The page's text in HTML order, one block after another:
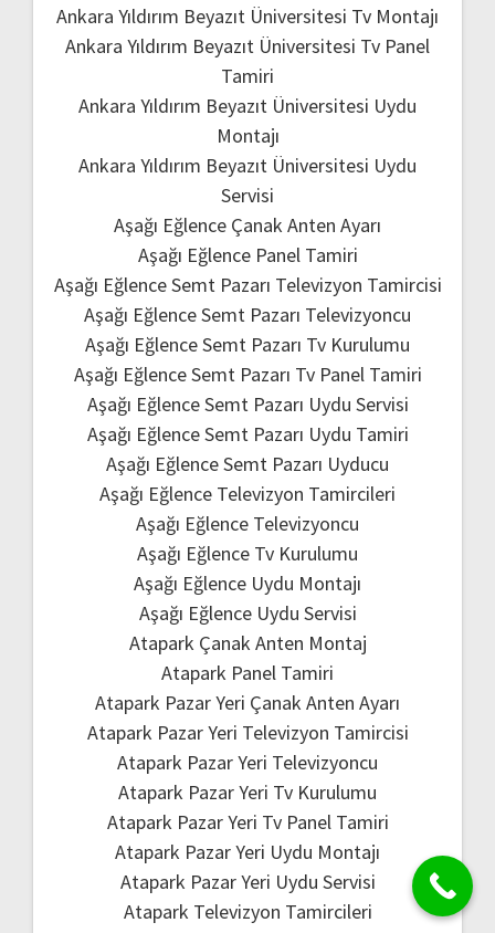
Ankara Yıldırım Beyazıt Üniversitesi Tv Montajı
Ankara Yıldırım Beyazıt Üniversitesi Tv Panel
Tamiri
Ankara Yıldırım Beyazıt Üniversitesi Uydu
Montajı
Ankara Yıldırım Beyazıt Üniversitesi Uydu
Servisi
Aşağı Eğlence Çanak Anten Ayarı
Aşağı Eğlence Panel Tamiri
Aşağı Eğlence Semt Pazarı Televizyon Tamircisi
Aşağı Eğlence Semt Pazarı Televizyoncu
Aşağı Eğlence Semt Pazarı Tv Kurulumu
Aşağı Eğlence Semt Pazarı Tv Panel Tamiri
Aşağı Eğlence Semt Pazarı Uydu Servisi
Aşağı Eğlence Semt Pazarı Uydu Tamiri
Aşağı Eğlence Semt Pazarı Uyducu
Aşağı Eğlence Televizyon Tamircileri
Aşağı Eğlence Televizyoncu
Aşağı Eğlence Tv Kurulumu
Aşağı Eğlence Uydu Montajı
Aşağı Eğlence Uydu Servisi
Atapark Çanak Anten Montaj
Atapark Panel Tamiri
Atapark Pazar Yeri Çanak Anten Ayarı
Atapark Pazar Yeri Televizyon Tamircisi
Atapark Pazar Yeri Televizyoncu
Atapark Pazar Yeri Tv Kurulumu
Atapark Pazar Yeri Tv Panel Tamiri
Atapark Pazar Yeri Uydu Montajı
Atapark Pazar Yeri Uydu Servisi
Atapark Televizyon Tamircileri